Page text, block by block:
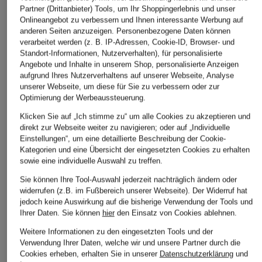
DUNO
Lederjacke
CHF 319
Ursprünglich:CHF 640
IQ STUDIO
Satinblouson
CHF 159
Ursprünglich:CHF 289
WITHBLACK
CHF 60
Ursprünglich:
Partner (Drittanbieter) Tools, um Ihr Shoppingerlebnis und unser
Onlineangebot zu verbessern und Ihnen interessante Werbung auf
anderen Seiten anzuzeigen. Personenbezogene Daten können
verarbeitet werden (z. B. IP-Adressen, Cookie-ID, Browser- und
Standort-Informationen, Nutzerverhalten), für personalisierte
Angebote und Inhalte in unserem Shop, personalisierte Anzeigen
aufgrund Ihres Nutzerverhaltens auf unserer Webseite, Analyse
unserer Webseite, um diese für Sie zu verbessern oder zur
Optimierung der Werbeaussteuerung.
Klicken Sie auf „Ich stimme zu“ um alle Cookies zu akzeptieren und
direkt zur Webseite weiter zu navigieren; oder auf „Individuelle
Einstellungen“, um eine detaillierte Beschreibung der Cookie-
Kategorien und eine Übersicht der eingesetzten Cookies zu erhalten
sowie eine individuelle Auswahl zu treffen.
Sie können Ihre Tool-Auswahl jederzeit nachträglich ändern oder
widerrufen (z.B. im Fußbereich unserer Webseite). Der Widerruf hat
jedoch keine Auswirkung auf die bisherige Verwendung der Tools und
Ihrer Daten. Sie können hierden Einsatz von Cookies ablehnen.
Weitere Informationen zu den eingesetzten Tools und der
Verwendung Ihrer Daten, welche wir und unsere Partner durch die
Cookies erheben, erhalten Sie in unserer Datenschutzerklärungund